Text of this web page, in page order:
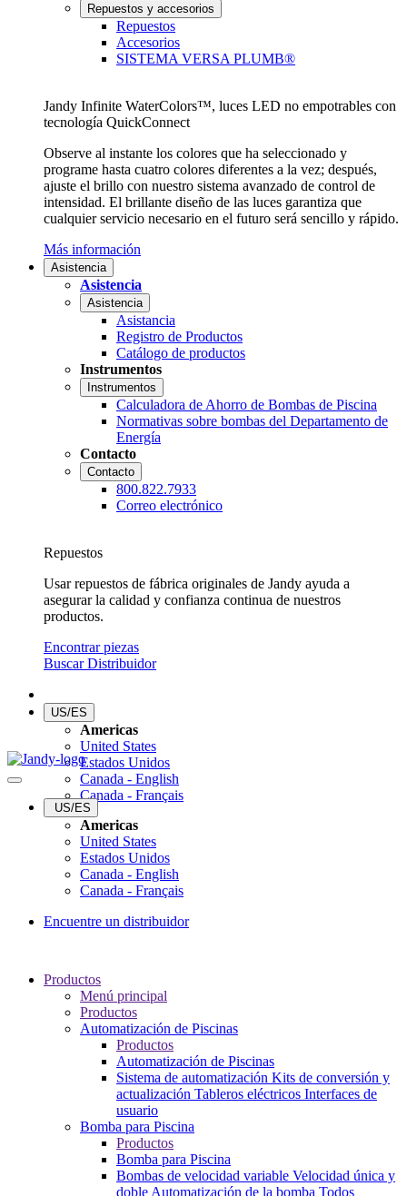
Repuestos y accesorios
Repuestos
Accesorios
SISTEMA VERSA PLUMB®
Jandy Infinite WaterColors™, luces LED no empotrables con
tecnología QuickConnect
Observe al instante los colores que ha seleccionado y
programe hasta cuatro colores diferentes a la vez; después,
ajuste el brillo con nuestro sistema avanzado de control de
intensidad. El brillante diseño de las luces garantiza que
cualquier servicio necesario en el futuro será sencillo y rápido.
Más información
Asistencia
Asistencia
Asistencia
Asistancia
Registro de Productos
Catálogo de productos
Instrumentos
Instrumentos
Calculadora de Ahorro de Bombas de Piscina
Normativas sobre bombas del Departamento de
Energía
Contacto
Contacto
800.822.7933
Correo electrónico
Repuestos
Usar repuestos de fábrica originales de Jandy ayuda a
asegurar la calidad y confianza continua de nuestros
productos.
Encontrar piezas
Buscar Distribuidor
US/ES
Americas
United States
Estados Unidos
Canada - English
Canada - Français
US/ES
Americas
United States
Estados Unidos
Canada - English
Canada - Français
Encuentre un distribuidor
Productos
Menú principal
Productos
Automatización de Piscinas
Productos
Automatización de Piscinas
Sistema de automatización Kits de conversión y
actualización Tableros eléctricos Interfaces de
usuario
Bomba para Piscina
Productos
Bomba para Piscina
Bombas de velocidad variable Velocidad única y
doble Automatización de la bomba Todos